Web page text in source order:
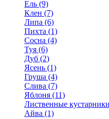
Ель (9)
Клен (7)
Липа (6)
Пихта (1)
Сосна (4)
Туя (6)
Дуб (2)
Ясень (1)
Груша (4)
Слива (7)
Яблоня (11)
Лиственные кустарники
Айва (1)